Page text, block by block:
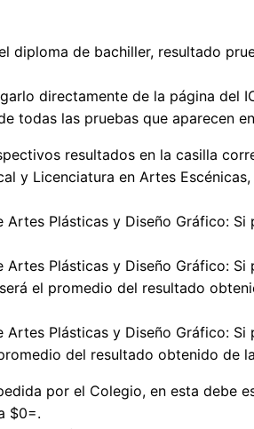
diploma de bachiller, resultado
directamente de la página del
todas las pruebas que aparecen
resultados en la casilla
y Licenciatura en Artes
Plásticas y Diseño Gráfico:
Plásticas y Diseño Gráfico:
el promedio del resultado
Plásticas y Diseño Gráfico:
del resultado obtenido de
por el Colegio, en esta
$0=.